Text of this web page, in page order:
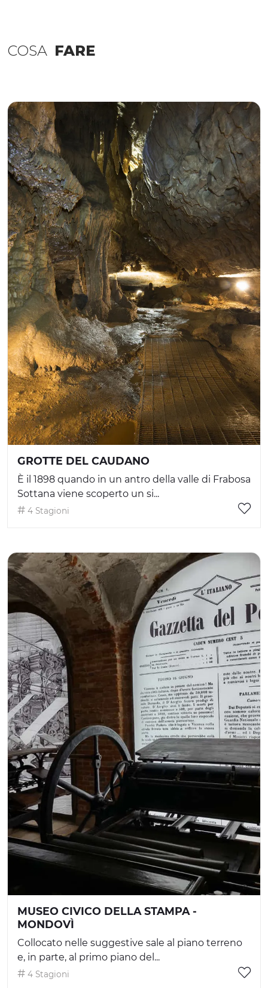
COSA FARE
GROTTE DEL CAUDANO
È il 1898 quando in un antro della valle di Frabosa
Sottana viene scoperto un si...
4 Stagioni
MUSEO CIVICO DELLA STAMPA -
MONDOVÌ
Collocato nelle suggestive sale al piano terreno
e, in parte, al primo piano del...
4 Stagioni